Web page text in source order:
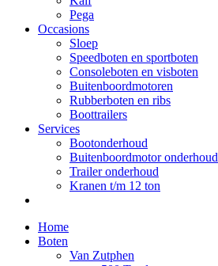
Pega
Occasions
Sloep
Speedboten en sportboten
Consoleboten en visboten
Buitenboordmotoren
Rubberboten en ribs
Boottrailers
Services
Bootonderhoud
Buitenboordmotor onderhoud
Trailer onderhoud
Kranen t/m 12 ton
Home
Boten
Van Zutphen